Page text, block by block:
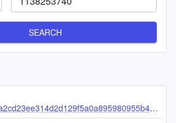
SEARCH